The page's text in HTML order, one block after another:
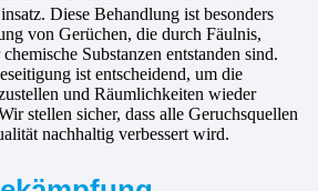
Diese Behandlung ist besonders
von Gerüchen, die durch Fäulnis,
Substanzen entstanden sind.
ist entscheidend, um die
und Räumlichkeiten wieder
stellen sicher, dass alle Geruchsquellen
nachhaltig verbessert wird.